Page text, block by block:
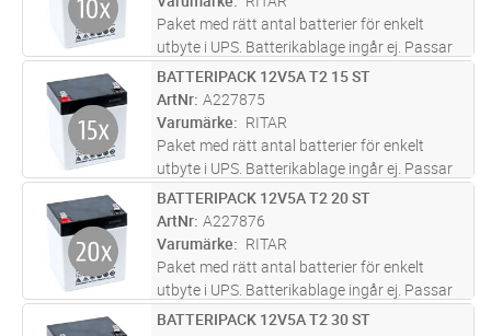
Paket med rätt antal batterier för enkelt
utbyte i UPS. Batterikablage ingår ej. Passar
till: Eaton 3S 550, Powerware 5125 RM 3000i
ST Lägg i kundvagn
BATTERIPACK 12V5A T2 15 ST
ArtNr A227875
Varumärke
RITAR
Paket med rätt antal batterier för enkelt
utbyte i UPS. Batterikablage ingår ej. Passar
till: Eaton 9PX 3:1 6/8/11kVA Eaton 9PX
5/6kVA Eaton 9SX Eaton 9SX 5/6k
Powerware 9135 5/6k Pulsar MX 400
mer
ST Lägg i kundvagn
BATTERIPACK 12V5A T2 20 ST
ArtNr A227876
Varumärke
RITAR
Paket med rätt antal batterier för enkelt
utbyte i UPS. Batterikablage ingår ej. Passar
till: Powerware 5125 RM 6000
ST Lägg i kundvagn
BATTERIPACK 12V5A T2 30 ST